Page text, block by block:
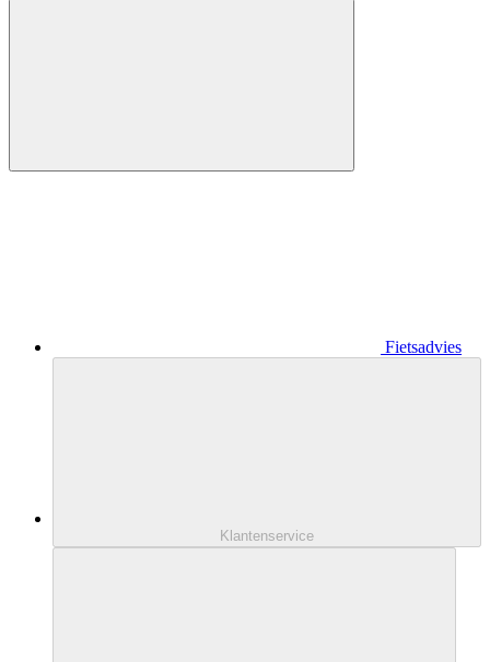
Fietsadvies
Klantenservice